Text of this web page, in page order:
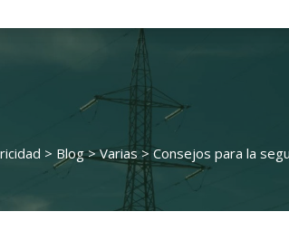
y
> Blog>Varias > Consejos para la